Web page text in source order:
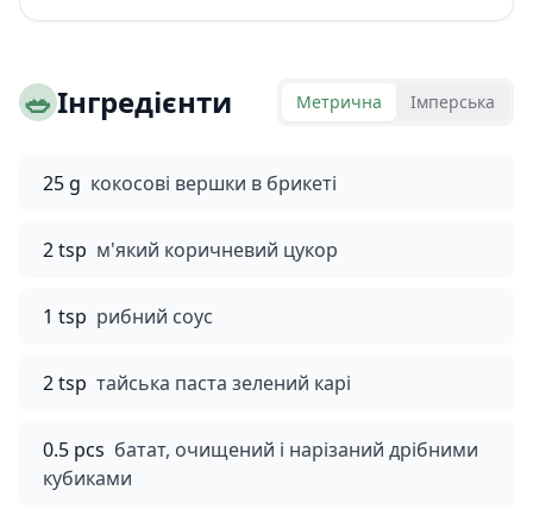
🥗Інгредієнти Метрична Імперська
25 g кокосові вершки в брикеті
2 tsp м'який коричневий цукор
1 tsp рибний соус
2 tsp тайська паста зелений карі
0.5 pcs батат, очищений і нарізаний дрібними
кубиками